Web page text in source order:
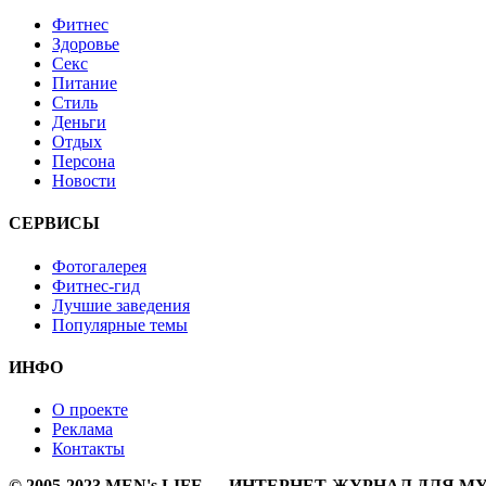
Фитнес
Здоровье
Секс
Питание
Стиль
Деньги
Отдых
Персона
Новости
СЕРВИСЫ
Фотогалерея
Фитнес-гид
Лучшие заведения
Популярные темы
ИНФО
О проекте
Реклама
Контакты